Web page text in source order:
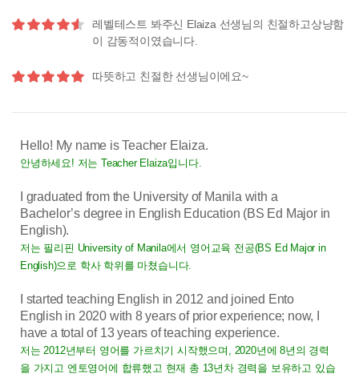
레벨테스트 봐주신 Elaiza 선생님의 친절하고상냥함
이 감동적이였습니다.
따뜻하고 친절한 선생님이에요~
Hello! My name is Teacher Elaiza.
안녕하세요! 저는 Teacher Elaiza입니다.
I graduated from the University of Manila with a
Bachelor’s degree in English Education (BS Ed Major in
English).
저는 필리핀 University of Manila에서 영어교육 전공(BS Ed Major in
English)으로 학사 학위를 마쳤습니다.
I started teaching English in 2012 and joined Ento
English in 2020 with 8 years of prior experience; now, I
have a total of 13 years of teaching experience.
저는 2012년부터 영어를 가르치기 시작했으며, 2020년에 8년의 경력
을 가지고 엔토영어에 합류했고 현재 총 13년차 경력을 보유하고 있습